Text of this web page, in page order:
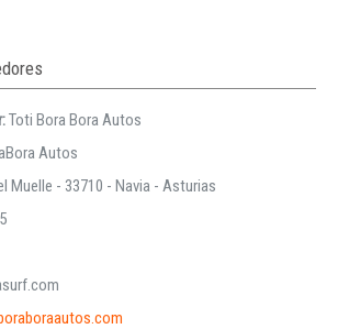
Toti Bora Bora Autos
Autos
Muelle - 33710 - Navia - Asturias